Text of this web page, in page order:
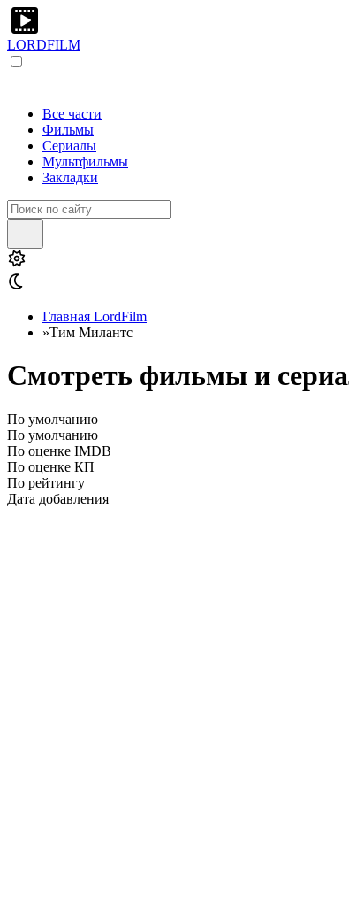
LORDFILM
Все части
Фильмы
Сериалы
Мультфильмы
Закладки
Главная LordFilm
»Тим Милантс
Смотреть фильмы и
По умолчанию
По умолчанию
По оценке IMDB
По оценке КП
По рейтингу
Дата добавления